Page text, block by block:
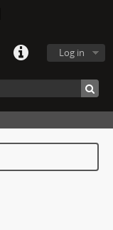
Log in